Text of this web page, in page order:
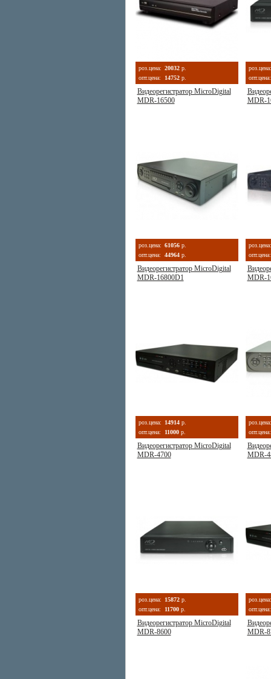
роз.цена: 20032 р.
опт.цена:
14752 р.
Видеорегистратор MicroDigital
MDR-16500
роз.цена:
опт.цена:
MDR-
роз.цена: 61056 р.
опт.цена:
44964 р.
Видеорегистратор MicroDigital
MDR-16800D1
роз.цена:
опт.цена:
MDR-
роз.цена: 14914 р.
опт.цена:
11000 р.
Видеорегистратор MicroDigital
MDR-4700
роз.цена:
опт.цена:
MDR-
роз.цена: 15872 р.
опт.цена:
11700 р.
Видеорегистратор MicroDigital
MDR-8600
роз.цена:
опт.цена:
MDR-